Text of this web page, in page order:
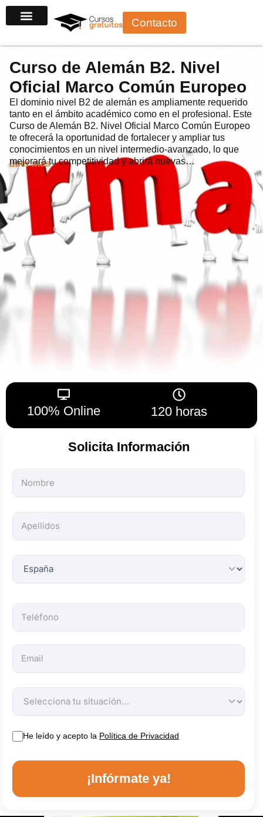
al
Contacto
Curso de Alemán B2. Nivel
Oficial Marco Común Europeo
El dominio nivel B2 de alemán es ampliamente requerido
tanto en el ámbito académico como en el profesional. Este
Curso de Alemán B2. Nivel Oficial Marco Común Europeo
te ofrecerá la oportunidad de fortalecer y ampliar tus
conocimientos en un nivel intermedio-avanzado, lo que
mejorará tu competitividad y abrirá nuevas…
Leer más
100% Online 120 horas
Solicita Información
Todos
los
son
obligatorios.
He leído y acepto la Política de Privacidad
¡Infórmate ya!